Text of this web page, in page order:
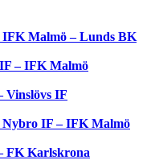
Malmö – Lunds BK
– IFK Malmö
Vinslövs IF
IF – IFK Malmö
FK Karlskrona